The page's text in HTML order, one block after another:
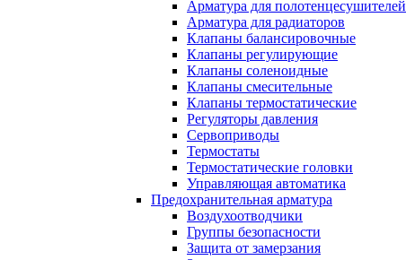
Арматура для полотенцесушителей
Арматура для радиаторов
Клапаны балансировочные
Клапаны регулирующие
Клапаны соленоидные
Клапаны смесительные
Клапаны термостатические
Регуляторы давления
Сервоприводы
Термостаты
Термостатические головки
Управляющая автоматика
Предохранительная арматура
Воздухоотводчики
Группы безопасности
Защита от замерзания